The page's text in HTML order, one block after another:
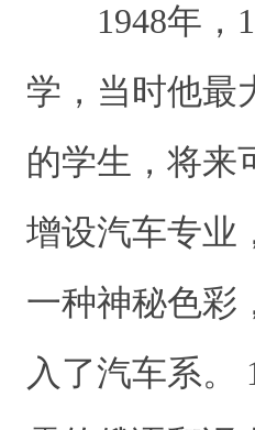
1948年，
学，当时他最
的学生，将来
增设汽车专业
一种神秘色彩
入了汽车系。